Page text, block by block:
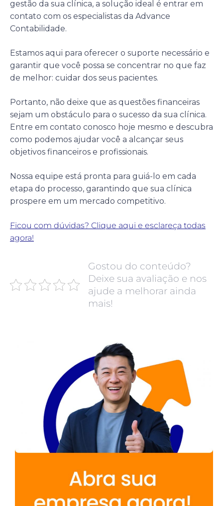
gestão da sua clínica, a solução ideal é entrar em
contato com os especialistas da Advance
Contabilidade.
Estamos aqui para oferecer o suporte necessário e
garantir que você possa se concentrar no que faz
de melhor: cuidar dos seus pacientes.
Portanto, não deixe que as questões financeiras
sejam um obstáculo para o sucesso da sua clínica.
Entre em contato conosco hoje mesmo e descubra
como podemos ajudar você a alcançar seus
objetivos financeiros e profissionais.
Nossa equipe está pronta para guiá-lo em cada
etapa do processo, garantindo que sua clínica
prospere em um mercado competitivo.
Ficou com dúvidas? Clique aqui e esclareça todas
agora!
Gostou do conteúdo?
Deixe sua avaliação e nos
ajude a melhorar ainda
mais!